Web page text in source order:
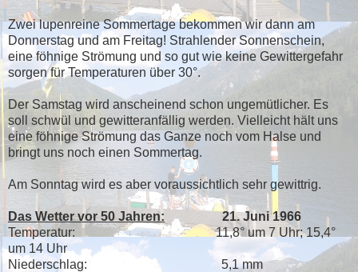
Zwei lupenreine Sommertage bekommen wir dann am
Donnerstag und am Freitag! Strahlender Sonnenschein,
eine föhnige Strömung und so gut wie keine Gewittergefahr
sorgen für Temperaturen über 30°.
Der Samstag wird anscheinend schon ungemütlicher. Es
soll schwül und gewitteranfällig werden. Vielleicht hält uns
eine föhnige Strömung das Ganze noch vom Halse und
bringt uns noch einen Sommertag.
Am Sonntag wird es aber voraussichtlich sehr gewittrig.
Das Wetter vor 50 Jahren: 21. Juni 1966
Temperatur: 11,8° um 7 Uhr; 15,4°
um 14 Uhr
Niederschlag: 5,1 mm